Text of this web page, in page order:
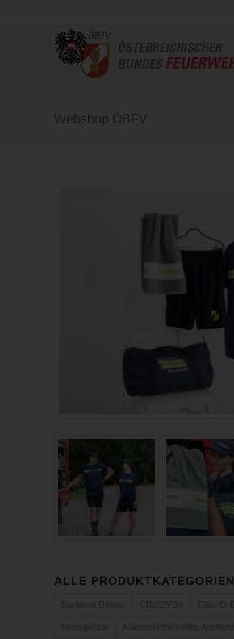
Webshop ÖBFV
ALLE PRODUKTKATEGORIEN